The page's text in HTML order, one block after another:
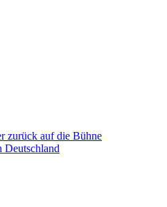
zurück auf die Bühne
Deutschland